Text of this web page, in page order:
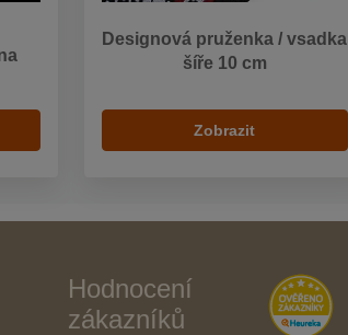
Designová pruženka / vsadka
šíře 10 cm
Zobrazit
Hodnocení
zákazníků